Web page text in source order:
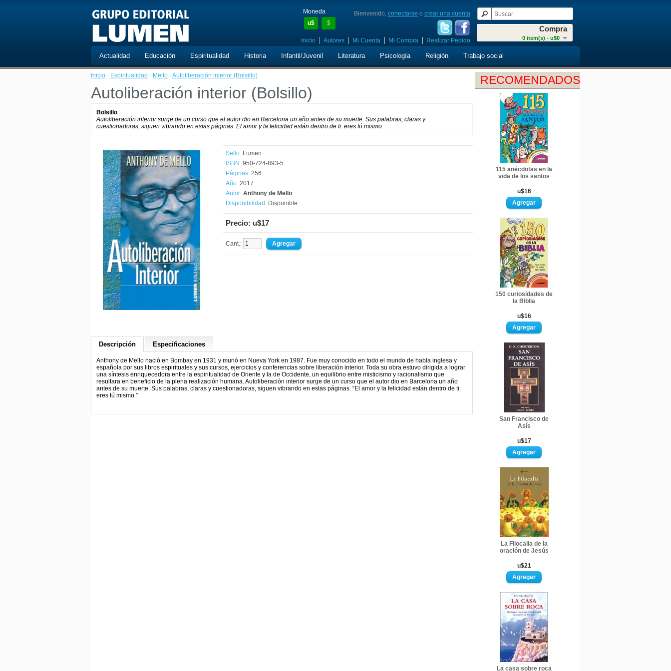
Moneda
u$
$
Compra
0 item(s) - u$0
Bienvenido, conectarse o crear una cuenta
Inicio Autores Mi Cuenta Mi Compra Realizar Pedido
Actualidad Educación Espiritualidad Historia Infantil/Juvenil Literatura Psicología Religión Trabajo social
RECOMENDADOS
115 anécdotas en la
vida de los santos
u$16
150 curiosidades de
la Biblia
u$16
San Francisco de
Asís
u$17
La Filocalia de la
oración de Jesús
u$21
La casa sobre roca
Inicio · Espiritualidad · Mello · Autoliberación interior (Bolsillo)
Autoliberación interior (Bolsillo)
Bolsillo
Autoliberación interior surge de un curso que el autor dio en Barcelona un año antes de su muerte. Sus palabras, claras y
cuestionadoras, siguen vibrando en estas páginas. El amor y la felicidad están dentro de ti: eres tú mismo.
Sello: Lumen
ISBN: 950-724-893-5
Páginas: 256
Año: 2017
Autor: Anthony de Mello
Disponibilidad: Disponible
Precio: u$17
Cant.:
Descripción Especificaciones
Anthony de Mello nació en Bombay en 1931 y murió en Nueva York en 1987. Fue muy conocido en todo el mundo de habla inglesa y
española por sus libros espirituales y sus cursos, ejercicios y conferencias sobre liberación interior. Toda su obra estuvo dirigida a lograr
una síntesis enriquecedora entre la espiritualidad de Oriente y la de Occidente, un equilibrio entre misticismo y racionalismo que
resultara en beneficio de la plena realización humana. Autoliberación interior surge de un curso que el autor dio en Barcelona un año
antes de su muerte. Sus palabras, claras y cuestionadoras, siguen vibrando en estas páginas. “El amor y la felicidad están dentro de ti:
eres tú mismo.”